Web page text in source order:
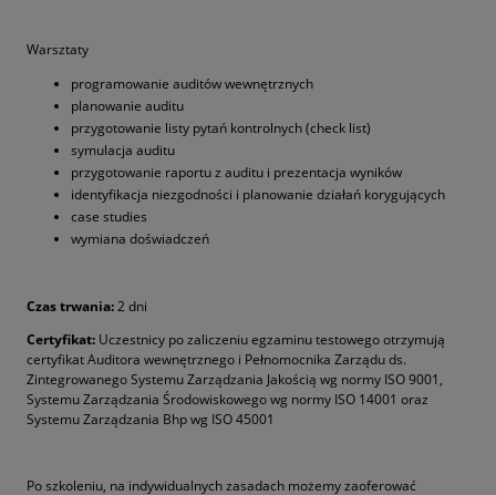
Warsztaty
programowanie auditów wewnętrznych
planowanie auditu
przygotowanie listy pytań kontrolnych (check list)
symulacja auditu
przygotowanie raportu z auditu i prezentacja wyników
identyfikacja niezgodności i planowanie działań korygujących
case studies
wymiana doświadczeń
Czas trwania:2 dni
Certyfikat: Uczestnicy po zaliczeniu egzaminu testowego otrzymują
certyfikat Auditora wewnętrznego i Pełnomocnika Zarządu ds.
Zintegrowanego Systemu Zarządzania Jakością wg normy ISO 9001,
Systemu Zarządzania Środowiskowego wg normy ISO 14001 oraz
Systemu Zarządzania Bhp wg ISO 45001
Po szkoleniu, na indywidualnych zasadach możemy zaoferować